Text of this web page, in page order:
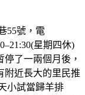
55號，電
星期四休)
了一兩個月後，
附近長大的里民推
小試當歸羊排